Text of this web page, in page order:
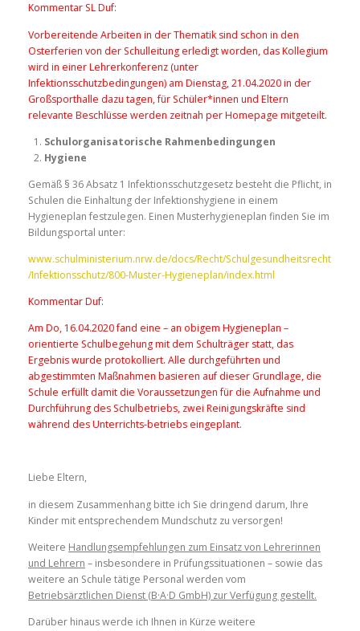
Kommentar SL Duf:
Vorbereitende Arbeiten in der Thematik sind schon in den
Osterferien von der Schulleitung erledigt worden, das Kollegium
wird in einer Lehrerkonferenz (unter
Infektionsschutzbedingungen) am Dienstag, 21.04.2020 in der
Großsporthalle dazu tagen, für Schüler*innen und Eltern
relevante Beschlüsse werden zeitnah per Homepage mitgeteilt.
Schulorganisatorische Rahmenbedingungen
Hygiene
Gemäß § 36 Absatz 1 Infektionsschutzgesetz besteht die Pflicht, in
Schulen die Einhaltung der Infektionshygiene in einem
Hygieneplan festzulegen. Einen Musterhygieneplan finden Sie im
Bildungsportal unter:
www.schulministerium.nrw.de/docs/Recht/Schulgesundheitsrecht
/Infektionsschutz/800-Muster-Hygieneplan/index.html
Kommentar Duf:
Am Do, 16.04.2020 fand eine – an obigem Hygieneplan –
orientierte Schulbegehung mit dem Schulträger statt, das
Ergebnis wurde protokolliert. Alle durchgeführten und
abgestimmten Maßnahmen basieren auf dieser Grundlage, die
Schule erfüllt damit die Voraussetzungen für die Aufnahme und
Durchführung des Schulbetriebs, zwei Reinigungskräfte sind
während des Unterrichts-betriebs eingeplant.
Liebe Eltern,
in diesem Zusammenhang bitte ich Sie dringend darum, Ihre
Kinder mit entsprechendem Mundschutz zu versorgen!
Weitere Handlungsempfehlungen zum Einsatz von Lehrerinnen
und Lehrern – insbesondere in Prüfungssituationen – sowie das
weitere an Schule tätige Personal werden vom
Betriebsärztlichen Dienst (B·A·D GmbH) zur Verfügung gestellt.
Darüber hinaus werde ich Ihnen in Kürze weitere